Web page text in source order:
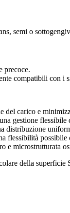
semi o
precoce.
compatibili con
del carico e
gestione
distribuzione
flessibilità
e microstrutturata
della superficie